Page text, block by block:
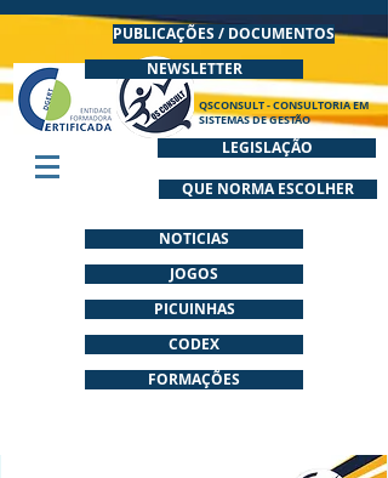
QSCONSULT - CONSULTORIA EM
SISTEMAS DE GESTÃO
LEGISLAÇÃO
QUE NORMA ESCOLHER
NOTICIAS
JOGOS
PICUINHAS
CODEX
FORMAÇÕES
PUBLICAÇÕES / DOCUMENTOS
NEWSLETTER